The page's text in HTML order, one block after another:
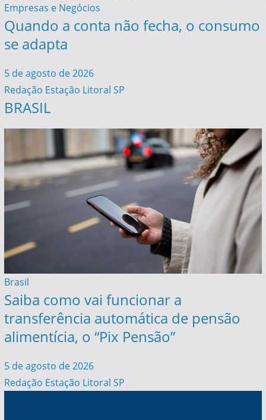
Empresas e Negócios
Quando a conta não fecha, o consumo
se adapta
5 de agosto de 2026
Redação Estação Litoral SP
BRASIL
Brasil
Saiba como vai funcionar a
transferência automática de pensão
alimentícia, o “Pix Pensão”
5 de agosto de 2026
Redação Estação Litoral SP